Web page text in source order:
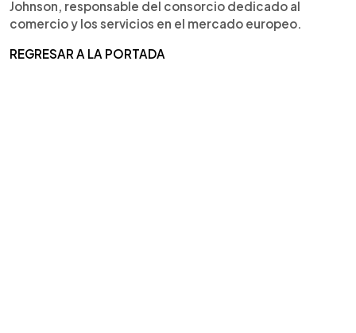
Johnson, responsable del consorcio dedicado al
comercio y los servicios en el mercado europeo.
REGRESAR A LA PORTADA